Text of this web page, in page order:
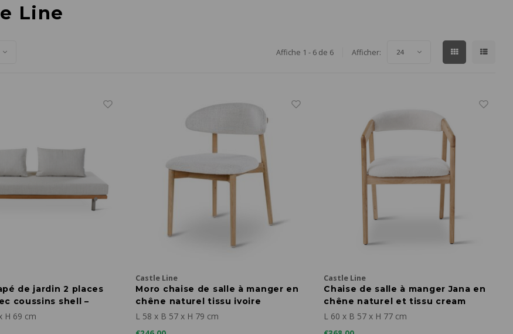
Line
Affiche 1 - 6 de 6 Afficher: 24
de jardin 2 places
coussins shell –
H 69 cm
Castle Line
Moro chaise de salle à manger en
chêne naturel tissu ivoire
L 58 x B 57 x H 79 cm
Castle Line
Chaise de salle à manger Jana en
chêne naturel et tissu cream
L 60 x B 57 x H 77 cm